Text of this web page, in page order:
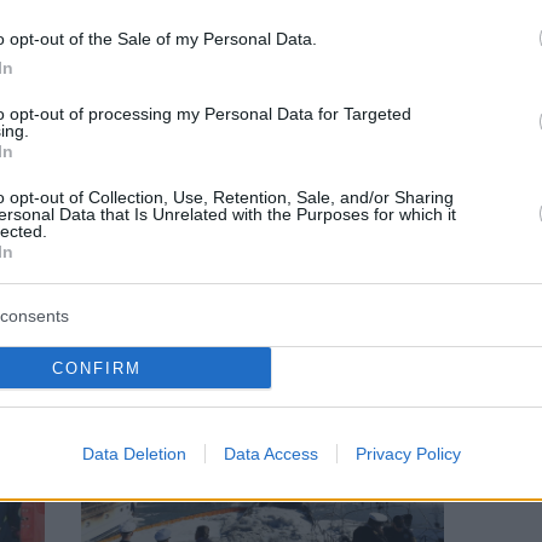
opt-out of the Sale of my Personal Data.
opt-out of processing my Personal Data for Targeted
opt-out of Collection, Use, Retention, Sale, and/or Sharing
Data that Is Unrelated with the Purposes for which it
CONFIRM
Data Deletion Data Access Privacy Policy
Αποφυλακίσθηκε η μητέρα που είχε